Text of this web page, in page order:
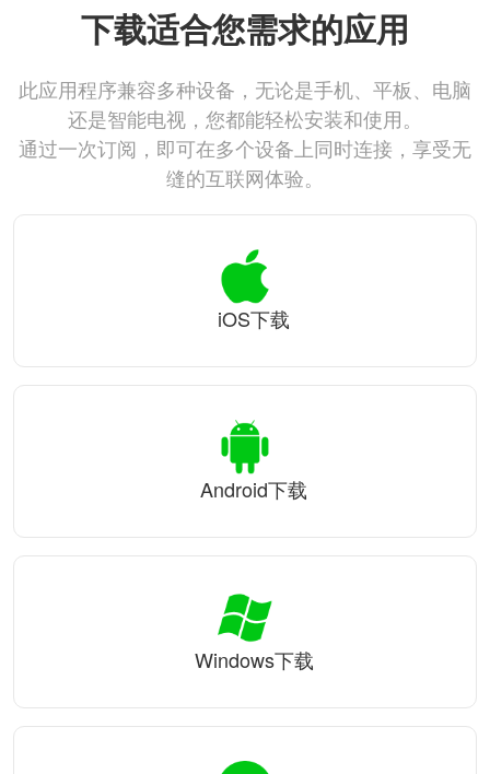
下载适合您需求的应用
此应用程序兼容多种设备，无论是手机、平板、电脑
还是智能电视，您都能轻松安装和使用。
通过一次订阅，即可在多个设备上同时连接，享受无
缝的互联网体验。
iOS下载
Android下载
Windows下载